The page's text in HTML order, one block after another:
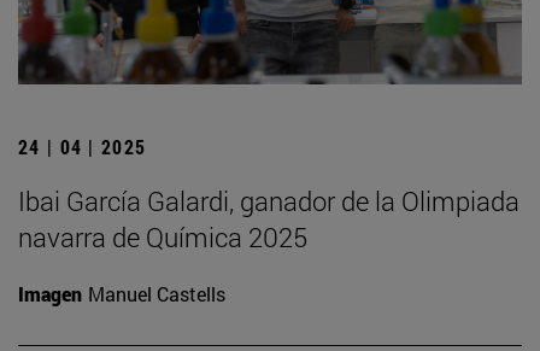
24 | 04 | 2025
Ibai García Galardi, ganador de la Olimpiada
navarra de Química 2025
Imagen Manuel Castells